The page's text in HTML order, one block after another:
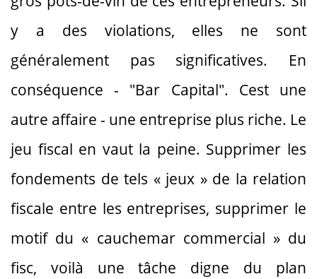
y a des violations, elles ne sont
généralement pas significatives. En
conséquence - "Bar Capital". Cest une
autre affaire - une entreprise plus riche. Le
jeu fiscal en vaut la peine. Supprimer les
fondements de tels « jeux » de la relation
fiscale entre les entreprises, supprimer le
motif du « cauchemar commercial » du
fisc, voilà une tâche digne du plan